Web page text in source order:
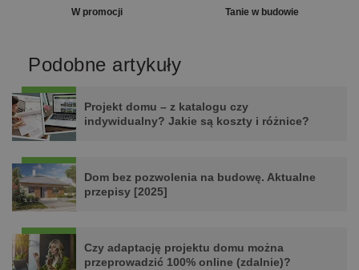
W promocji Tanie w budowie
Podobne artykuły
Projekt domu – z katalogu czy
indywidualny? Jakie są koszty i różnice?
Dom bez pozwolenia na budowę. Aktualne
przepisy [2025]
Czy adaptację projektu domu można
przeprowadzić 100% online (zdalnie)?